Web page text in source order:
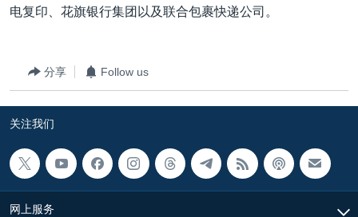
美国之音专访
台海两岸关系
南中国海争端
关注西藏
关注新疆
GEN Z 看美国
其他语言网站
电复印、花旗银行集团以及联合包裹快递公司。
分享 Follow us
关注我们
网上服务